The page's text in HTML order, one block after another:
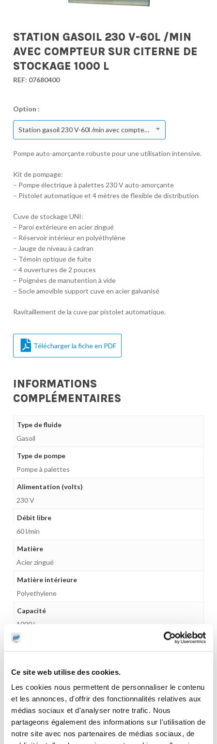
Ce site web utilise des cookies.
Les cookies nous permettent de personnaliser le contenu
et les annonces, d'offrir des fonctionnalités relatives aux
médias sociaux et d'analyser notre trafic. Nous
partageons également des informations sur l'utilisation de
notre site avec nos partenaires de médias sociaux, de
STATION GASOIL 230 V-60L /MIN
AVEC COMPTEUR SUR CITERNE DE
STOCKAGE 1000 L
REF: 07680400
Option :
Station gasoil 230 V-60l /min avec compteur sur citerne de stockage 1000 l
Pompe auto-amorçante robuste pour une utilisation intensive.
Kit de pompage:
– Pompe électrique à palettes 230 V auto-amorçante
– Pistolet automatique et 4 mètres de flexible de distribution
Cuve de stockage UNI:
– Paroi extérieure en acier zingué
– Réservoir intérieur en polyéthylène
– Jauge de niveau à cadran
– Témoin optique de fuite
– 4 ouvertures de 2 pouces
– Poignées de manutention à vide
– Socle amovible support cuve en acier galvanisé
Ravitaillement de la cuve par pistolet automatique.
Télécharger la fiche en PDF
INFORMATIONS
COMPLÉMENTAIRES
Type de fluide
Gasoil
Type de pompe
Pompe à palettes
Alimentation (volts)
230 V
Débit libre
60 l/min
Matière
Acier zingué
Matière intérieure
Polyethylene
Capacité
1000 l
Flexible de refoulement
Pistolet
Automatique
Compteur
Gamme tarifaire